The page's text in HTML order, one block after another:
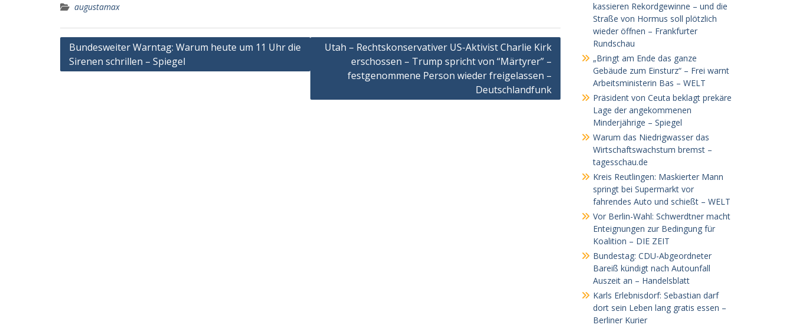
augustamax
Post
navigation
Bundesweiter Warntag: Warum heute um 11 Uhr die
Sirenen schrillen – Spiegel
Utah – Rechtskonservativer US-Aktivist Charlie Kirk
erschossen – Trump spricht von “Märtyrer” –
festgenommene Person wieder freigelassen –
Deutschlandfunk
kassieren Rekordgewinne – und die
Straße von Hormus soll plötzlich
wieder öffnen – Frankfurter
Rundschau
„Bringt am Ende das ganze
Gebäude zum Einsturz“ – Frei warnt
Arbeitsministerin Bas – WELT
Präsident von Ceuta beklagt prekäre
Lage der angekommenen
Minderjährige – Spiegel
Warum das Niedrigwasser das
Wirtschaftswachstum bremst –
tagesschau.de
Kreis Reutlingen: Maskierter Mann
springt bei Supermarkt vor
fahrendes Auto und schießt – WELT
Vor Berlin-Wahl: Schwerdtner macht
Enteignungen zur Bedingung für
Koalition – DIE ZEIT
Bundestag: CDU-Abgeordneter
Bareiß kündigt nach Autounfall
Auszeit an – Handelsblatt
Karls Erlebnisdorf: Sebastian darf
dort sein Leben lang gratis essen –
Berliner Kurier